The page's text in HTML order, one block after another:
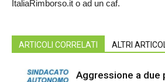
ItaliaRimborso.it o ad un caf.
ARTICOLI CORRELATI ALTRI
Aggressione a due